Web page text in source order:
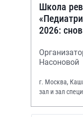
Школа
2026:
Насоновой
г. Москва,
зал и зал